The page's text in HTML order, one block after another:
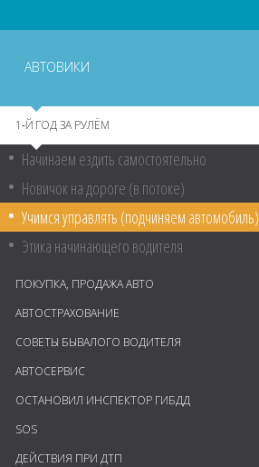
АВТОВИКИ
1‑Й ГОД ЗА РУЛЁМ
Начинаем ездить самостоятельно
Новичок на дороге (в потоке)
Учимся управлять (подчиняем автомобиль)
Этика начинающего водителя
ПОКУПКА, ПРОДАЖА АВТО
АВТОСТРАХОВАНИЕ
СОВЕТЫ БЫВАЛОГО ВОДИТЕЛЯ
АВТОСЕРВИС
ОСТАНОВИЛ ИНСПЕКТОР ГИБДД
SOS
ДЕЙСТВИЯ ПРИ ДТП